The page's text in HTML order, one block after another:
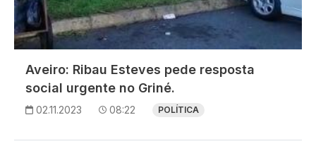
Aveiro: Ribau Esteves pede resposta
social urgente no Griné.
02.11.2023 08:22 POLÍTICA